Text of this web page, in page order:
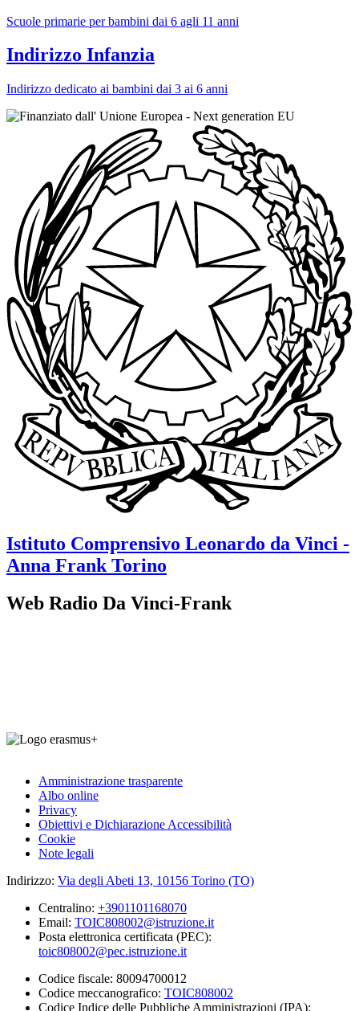
Scuole primarie per bambini dai 6 agli 11 anni
Indirizzo Infanzia
Indirizzo dedicato ai bambini dai 3 ai 6 anni
Istituto Comprensivo Leonardo da Vinci -
Anna Frank Torino
Web Radio Da Vinci-Frank
Amministrazione trasparente
Albo online
Privacy
Obiettivi e Dichiarazione Accessibilità
Cookie
Note legali
Indirizzo: Via degli Abeti 13, 10156 Torino (TO)
Centralino: +3901101168070
Email: TOIC808002@istruzione.it
Posta elettronica certificata (PEC):
toic808002@pec.istruzione.it
Codice fiscale: 80094700012
Codice meccanografico: TOIC808002
Codice Indice delle Pubbliche Amministrazioni (IPA):